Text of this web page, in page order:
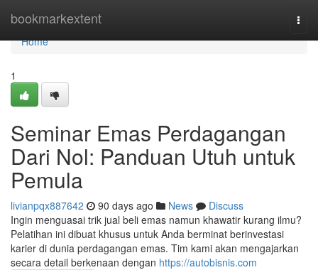
bookmarkextent
Home
Home
1
Seminar Emas Perdagangan
Dari Nol: Panduan Utuh untuk
Pemula
livianpqx887642 90 days ago News
Discuss
Ingin menguasai trik jual beli emas namun khawatir kurang ilmu?
Pelatihan ini dibuat khusus untuk Anda berminat berinvestasi
karier di dunia perdagangan emas. Tim kami akan mengajarkan
secara detail berkenaan dengan https://autobisnis.com